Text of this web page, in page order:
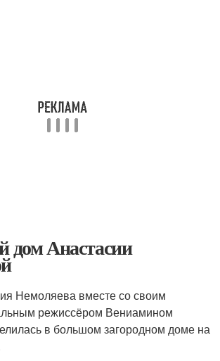
дом Анастасии
Немоляева вместе со своим
режиссёром Вениамином
в большом загородном доме на